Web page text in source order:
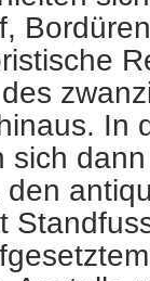
In
sich